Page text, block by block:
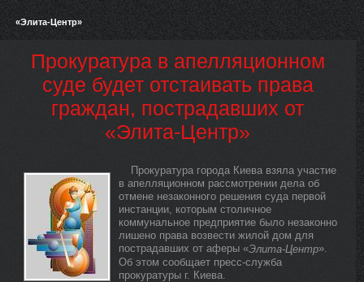
«Элита-Центр»
Прокуратура в апелляционном
суде будет отстаивать права
граждан, пострадавших от
«Элита-Центр»
Прокуратура города Киева взяла участие
в апелляционном рассмотрении дела об
отмене незаконного решения суда первой
инстанции, которым столичное
коммунальное предприятие было незаконно
лишено права возвести жилой дом для
пострадавших от аферы «Элита-Центр».
Об этом сообщает пресс-служба
прокуратуры г. Киева.